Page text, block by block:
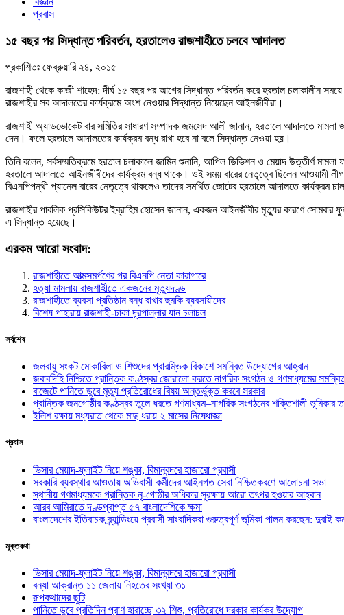
প্রবাস
১৫ বছর পর সিদ্ধান্ত পরিবর্তন, হরতালেও রাজশাহীতে চলবে আদালত
প্রকাশিতঃ ফেব্রুয়ারি ২৪, ২০১৫
রাজশাহী থেকে কাজী শাহেদ: দীর্ঘ ১৫ বছর পর আগের সিদ্ধান্ত পরিবর্তন করে হরতাল চলাকালীন
রাজশাহীর সব আদালতের কার্যক্রমে অংশ নেওয়ার সিদ্ধান্ত নিয়েছেন আইনজীবীরা।
রাজশাহী অ্যাডভোকেট বার সমিতির সাধারণ সম্পাদক জমসেদ আলী জানান, হরতালে আদালতে
দেন। ফলে হরতালে আদালতের কার্যক্রম বন্ধ রাখা হবে না বলে সিদ্ধান্ত নেওয়া হয়।
তিনি বলেন, সর্বসম্মতিক্রমে হরতাল চলাকালে জামিন শুনানি, আপিল ডিভিশন ও মেয়াদ উত্তীর্ণ
হরতালে আদালতে আইনজীবীদের কার্যক্রম বন্ধ থাকে। ওই সময় বারের নেতৃত্বে ছিলেন আওয়ামী
বিএনপিপন্থী প্যানেল বারের নেতৃত্বে থাকলেও তাদের সমর্থিত জোটের হরতালে আদালতে কার্যক্রম
রাজশাহীর পাবলিক প্রসিকিউটর ইব্রাহিম হোসেন জানান, একজন আইনজীবীর মৃত্যুর কারণে
এ সিদ্ধান্ত হয়েছে।
এরকম আরো সংবাদ:
রাজশাহীতে আত্মসমর্পণের পর বিএনপি নেতা কারাগারে
হত্যা মামলায় রাজশাহীতে একজনের মৃত্যুদণ্ড
রাজশাহীতে ব্যবসা প্রতিষ্ঠান বন্ধ রাখার হুমকি ব্যবসায়ীদের
বিশেষ পাহারায় রাজশাহী-ঢাকা দূরপাল্লার যান চলাচল
সর্বশেষ
জলবায়ু সংকট মোকাবিলা ও শিশুদের প্রারম্ভিক বিকাশে সমন্বিত উদ্যোগের আহ্বান
জবাবদিহি নিশ্চিতে প্রান্তিক কণ্ঠস্বর জোরালো করতে নাগরিক সংগঠন ও গণমাধ্যমের
বাজেটে পানিতে ডুবে মৃত্যু প্রতিরোধের বিষয় অন্তর্ভুক্ত করবে সরকার
প্রান্তিক জনগোষ্ঠীর কণ্ঠস্বর তুলে ধরতে গণমাধ্যম–নাগরিক সংগঠনের শক্তিশালী ভূমিকার
ইলিশ রক্ষায় মধ্যরাত থেকে মাছ ধরায় ২ মাসের নিষেধাজ্ঞা
প্রবাস
ভিসার মেয়াদ-ফ্লাইট নিয়ে শঙ্কা, বিমানবন্দরে হাজারো প্রবাসী
সরকারি ব্যবস্থার আওতায় অভিবাসী কর্মীদের আইনগত সেবা নিশ্চিতকরণে আলোচনা সভা
স্থানীয় গণমাধ্যমকে প্রান্তিক নৃ-গোষ্ঠীর অধিকার সুরক্ষায় আরো তৎপর হওয়ার আহ্বান
আরব আমিরাতে দণ্ডপ্রাপ্ত ৫৭ বাংলাদেশিকে ক্ষমা
বাংলাদেশের ইতিবাচক ব্র্যান্ডিংয়ে প্রবাসী সাংবাদিকরা গুরুত্বপূর্ণ ভূমিকা পালন করছেন: দুবাই
মুক্তকথা
ভিসার মেয়াদ-ফ্লাইট নিয়ে শঙ্কা, বিমানবন্দরে হাজারো প্রবাসী
বন্যা আক্রান্ত ১১ জেলায় নিহতের সংখ্যা ৩১
রূপকথাদের ছুটি
পানিতে ডুবে প্রতিদিন প্রাণ হারাচ্ছে ৩২ শিশু, প্রতিরোধে দরকার কার্যকর উদ্যোগ